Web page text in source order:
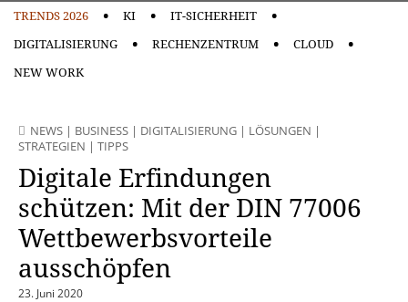
TRENDS 2026 KI
IT-SICHERHEIT
DIGITALISIERUNG
RECHENZENTRUM
CLOUD
NEW WORK
NEWS | BUSINESS | DIGITALISIERUNG | LÖSUNGEN |
STRATEGIEN | TIPPS
Digitale Erfindungen
schützen: Mit der DIN 77006
Wettbewerbsvorteile
ausschöpfen
23. Juni 2020